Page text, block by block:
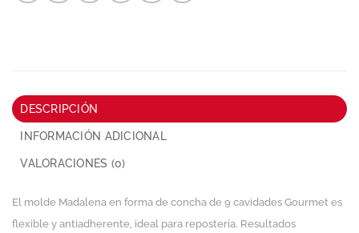
DESCRIPCIÓN
INFORMACIÓN ADICIONAL
VALORACIONES (0)
El molde Madalena en forma de concha de 9 cavidades Gourmet es
flexible y antiadherente, ideal para repostería. Resultados